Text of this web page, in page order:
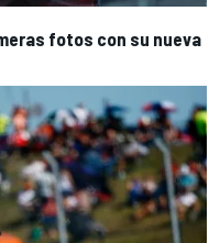
fotos con su nueva